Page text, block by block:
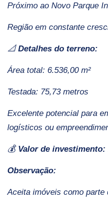
Próximo ao Novo Parque
Região em constante
📐Detalhes do terreno:
Área total: 6.536,00 m²
Testada: 75,73 metros
Excelente potencial para
logísticos ou
💰 Valor de investimento:
Observação:
Aceita imóveis como parte